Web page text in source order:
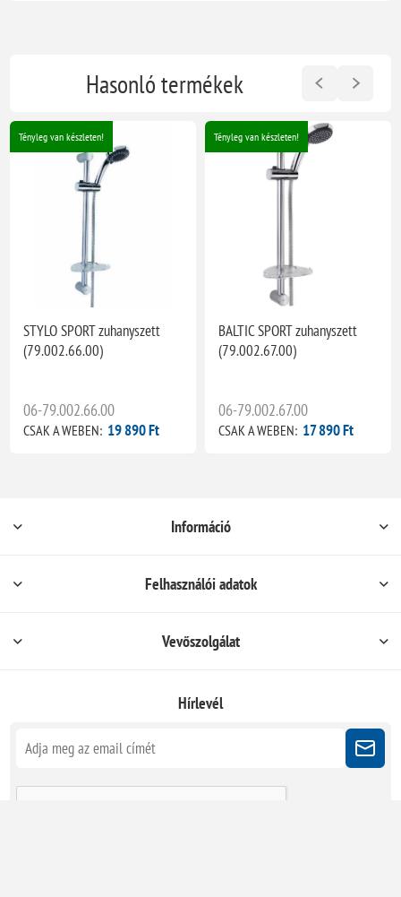
Hasonló termékek
Tényleg van készleten!
STYLO SPORT zuhanyszett
(79.002.66.00)
06-79.002.66.00
CSAK A WEBEN: 19 890 Ft
Tényleg van készleten!
BALTIC SPORT zuhanyszett
(79.002.67.00)
06-79.002.67.00
CSAK A WEBEN: 17 890 Ft
Információ
Felhasználói adatok
Vevőszolgálat
Hírlevél